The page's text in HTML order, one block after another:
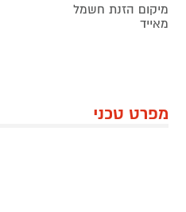
מיקום הזנת חשמל
מאייד
מפרט טכני